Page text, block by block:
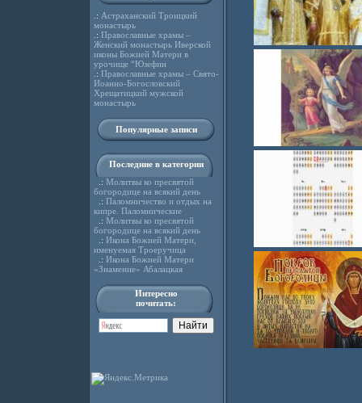
.: Астраханский Троицкий
монастырь
.: Православные храмы –
Женский монастырь Иверской
иконы Божией Матери в
урочище “Юзефин
.: Православные храмы – Свято-
Иоанно-Богословский
Хрещатицкий мужской
монастырь
Популярные записи
Последние в категории
.: Молитвы ко пресвятой
богородице на всякий день
.: Паломничество и отдых на
кипре. Паломнические
.: Молитвы ко пресвятой
богородице на всякий день
.: Икона Божией Матери,
именуемая Троеручица
.: Икона Божией Матери
«Знамение» Абалацкая
Интересно
почитать: